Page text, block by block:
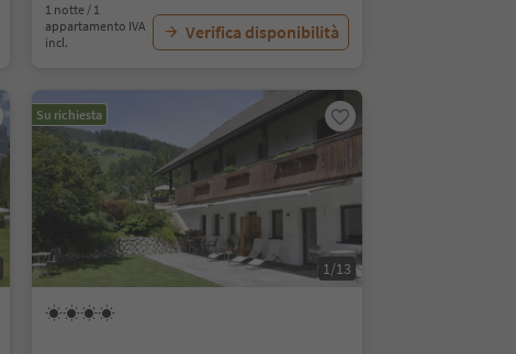
1 notte / 1
appartamento IVA
incl.
Verifica disponibilità
Su richiesta
1/13